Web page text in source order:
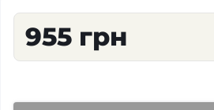
955 грн